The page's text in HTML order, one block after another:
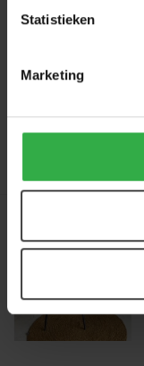
Statistieken
Marketing